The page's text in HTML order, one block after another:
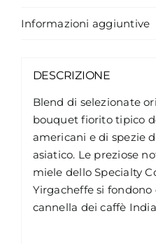
Informazioni aggiuntive
DESCRIZIONE
Blend di selezionate
bouquet fiorito tipico
americani e di spezie
asiatico. Le preziose
miele dello Specialty
Yirgacheffe si fondono
cannella dei caffè